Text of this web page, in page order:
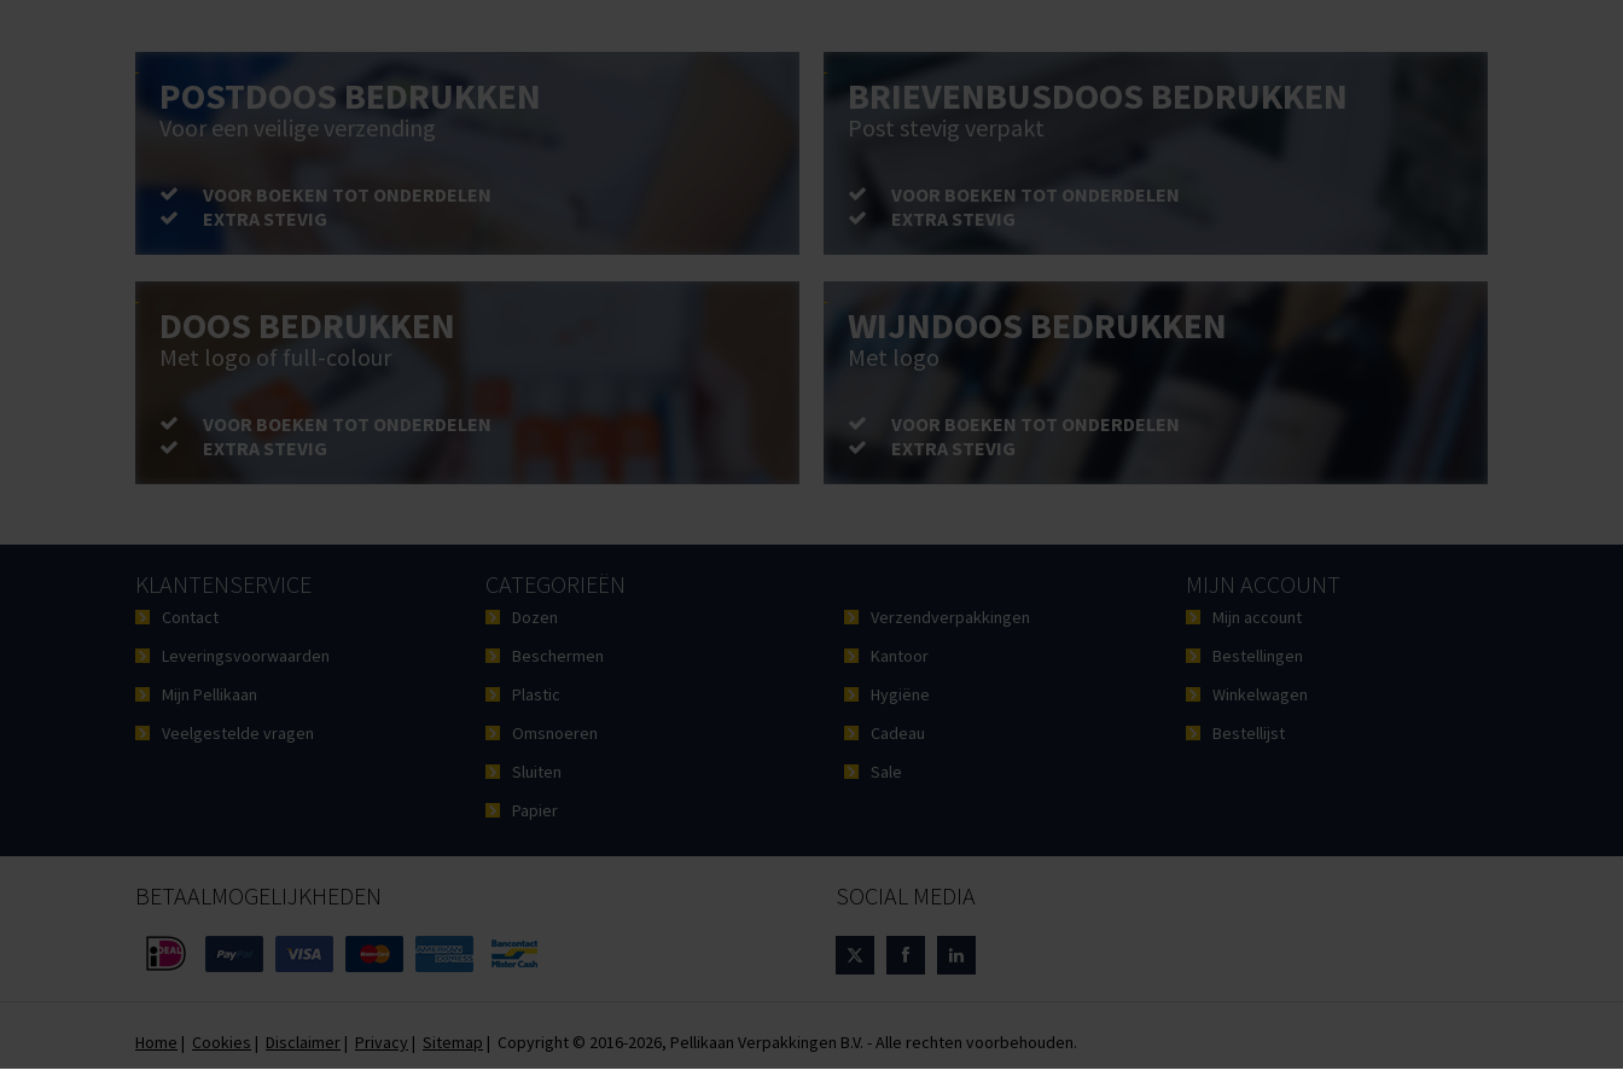
POSTDOOS BEDRUKKEN
Voor een veilige verzending
VOOR BOEKEN TOT ONDERDELEN
EXTRA STEVIG
BRIEVENBUSDOOS BEDRUKKEN
Post stevig verpakt
VOOR BOEKEN TOT ONDERDELEN
EXTRA STEVIG
DOOS BEDRUKKEN
Met logo of full-colour
VOOR BOEKEN TOT ONDERDELEN
EXTRA STEVIG
WIJNDOOS BEDRUKKEN
Met logo
VOOR BOEKEN TOT ONDERDELEN
EXTRA STEVIG
KLANTENSERVICE
Contact
Leveringsvoorwaarden
Mijn Pellikaan
Veelgestelde vragen
CATEGORIEËN
Dozen
Beschermen
Plastic
Omsnoeren
Sluiten
Papier
Verzendverpakkingen
Kantoor
Hygiëne
Cadeau
Sale
MIJN ACCOUNT
Mijn account
Bestellingen
Winkelwagen
Bestellijst
BETAALMOGELIJKHEDEN SOCIAL MEDIA
Home | Cookies | Disclaimer | Privacy | Sitemap | Copyright © 2016-2026, Pellikaan Verpakkingen B.V. - Alle rechten voorbehouden.